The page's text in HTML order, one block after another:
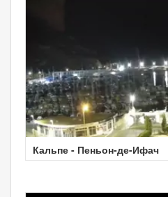
Кальпе - Пеньон-де-Ифач